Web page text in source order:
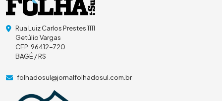
Rua Luiz Carlos Prestes 1111
Getúlio Vargas
CEP: 96412-720
BAGÉ / RS
folhadosul@jornalfolhadosul.com.br